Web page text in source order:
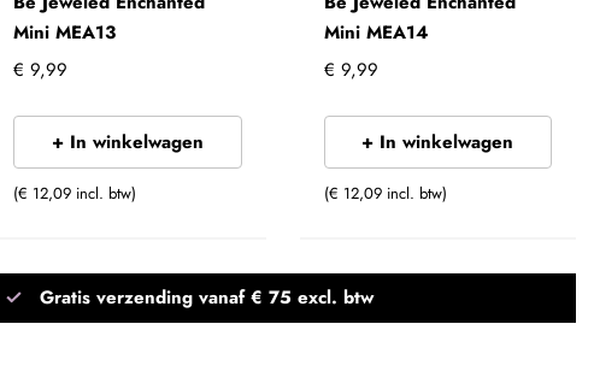
Mini MEA13
€ 9,99
+ In winkelwagen
(€ 12,09 incl. btw)
Mini MEA14
€ 9,99
+ In winkelwagen
(€ 12,09 incl. btw)
Gratis verzendingvanaf € 75 excl. btw